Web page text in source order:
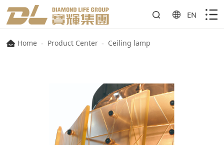
EN
Home - Product Center - Ceiling lamp